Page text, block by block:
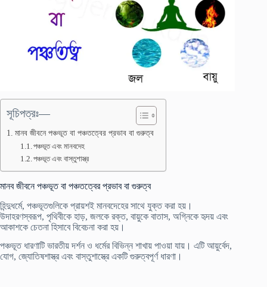
সূচিপত্রঃ—
মানব জীবনে পঞ্চভূত বা পঞ্চতত্বের প্রভাব বা গুরুত্ব
পঞ্চভূত এবং মানবদেহ
পঞ্চভূত এবং বাস্তুশাস্ত্র
মানব জীবনে পঞ্চভূত বা পঞ্চতত্বের প্রভাব বা গুরুত্ব
হিন্দুধর্মে, পঞ্চভূতগুলিকে প্রায়শই মানবদেহের সাথে যুক্ত করা হয়।
উদাহরণস্বরূপ, পৃথিবীকে হাড়, জলকে রক্ত, বায়ুকে বাতাস, অগ্নিকে হৃদয় এবং
আকাশকে চেতনা হিসাবে বিবেচনা করা হয়।
পঞ্চভূত ধারণাটি ভারতীয় দর্শন ও ধর্মের বিভিন্ন শাখায় পাওয়া যায়। এটি আয়ুর্বেদ,
যোগ, জ্যোতিষশাস্ত্র এবং বাস্তুশাস্ত্রে একটি গুরুত্বপূর্ণ ধারণা।